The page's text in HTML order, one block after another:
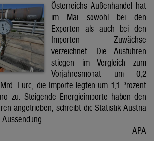
Österreichs Außenhandel hat
im Mai sowohl bei den
Exporten als auch bei den
Importen Zuwächse
verzeichnet. Die Ausfuhren
stiegen im Vergleich zum
Vorjahresmonat um 0,2
Euro, die Importe legten um 1,1 Prozent
zu. Steigende Energieimporte haben den
angetrieben, schreibt die Statistik Austria
APA